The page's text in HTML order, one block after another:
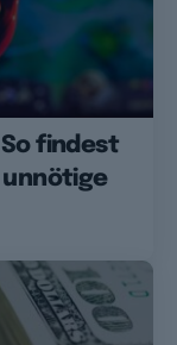
findest
unnötige